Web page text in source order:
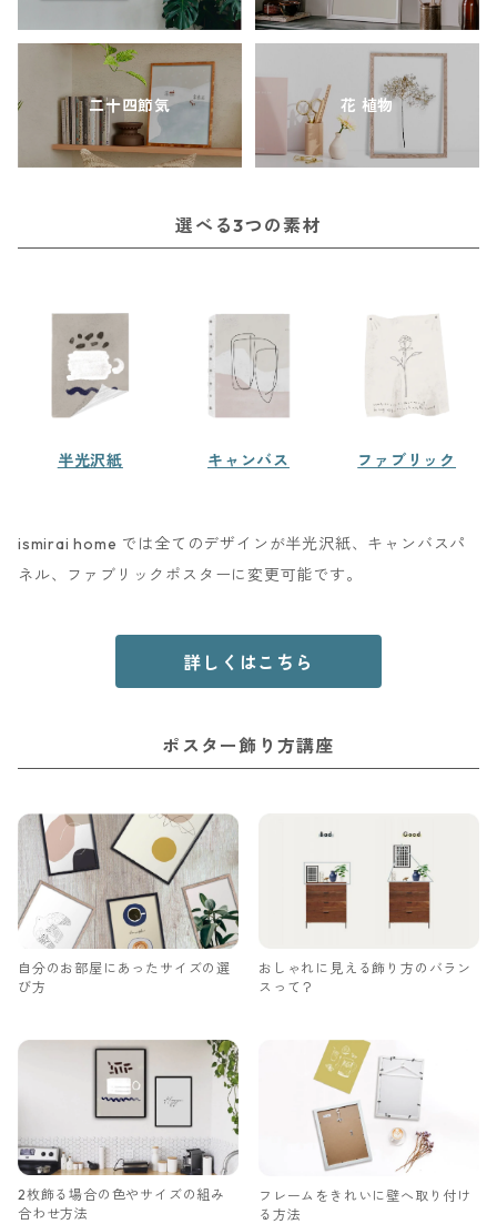
二十四節気 花 植物
選べる3つの素材
半光沢紙 キャンバス ファブリック
ismirai home では全てのデザインが半光沢紙、キャンバスパ
ネル、ファブリックポスターに変更可能です。
詳しくはこちら
ポスター飾り方講座
自分のお部屋にあったサイズの選
び方
おしゃれに見える飾り方のバラン
スって？
2枚飾る場合の色やサイズの組み
合わせ方法
フレームをきれいに壁へ取り付け
る方法